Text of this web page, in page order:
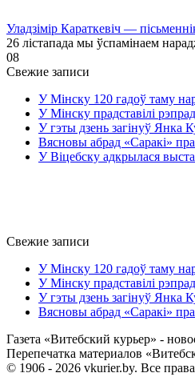
Уладзімір Караткевіч —
26 лістапада мы ўспамінаем
08
Свежие записи
У Мінску 120 гадоў таму
У Мінску прадставілі
У гэты дзень загінуў Янка
Вясновы абрад «Саракі»
У Віцебску адкрылася
Свежие записи
У Мінску 120 гадоў таму
У Мінску прадставілі
У гэты дзень загінуў Янка
Вясновы абрад «Саракі»
Газета «Витебский курьер» -
Перепечатка материалов
© 1906 - 2026 vkurier.by. Все